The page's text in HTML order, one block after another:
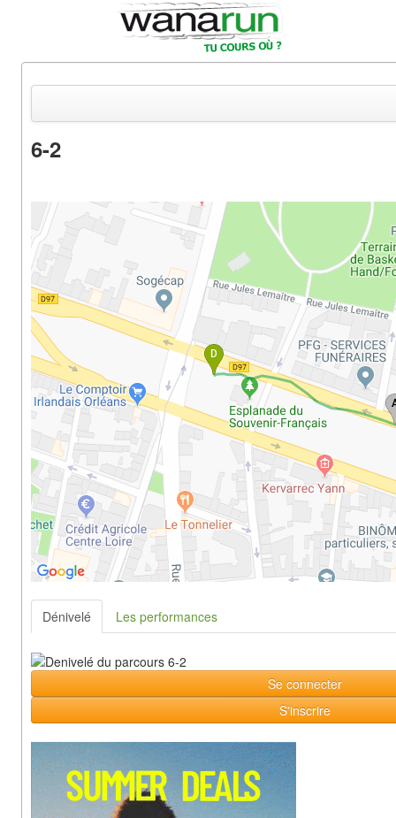
Equipements & Tests
Parcours & Courses
Outils & Réseaux
6-2
Dénivelé Les performances
Se connecter
S'inscrire